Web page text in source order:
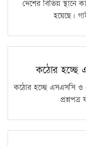
দেশের বিভিন্ন
হয়েছে।
কঠোর হচ্ছে
কঠোর হচ্ছে এসএসসি ও